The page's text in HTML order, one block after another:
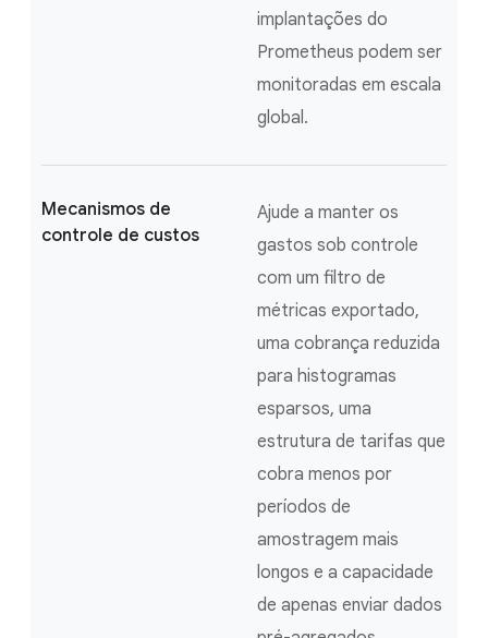
implantações do
Prometheus podem ser
monitoradas em escala
global.
Mecanismos de
controle de custos
Ajude a manter os
gastos sob controle
com um filtro de
métricas exportado,
uma cobrança reduzida
para histogramas
esparsos, uma
estrutura de tarifas que
cobra menos por
períodos de
amostragem mais
longos e a capacidade
de apenas enviar dados